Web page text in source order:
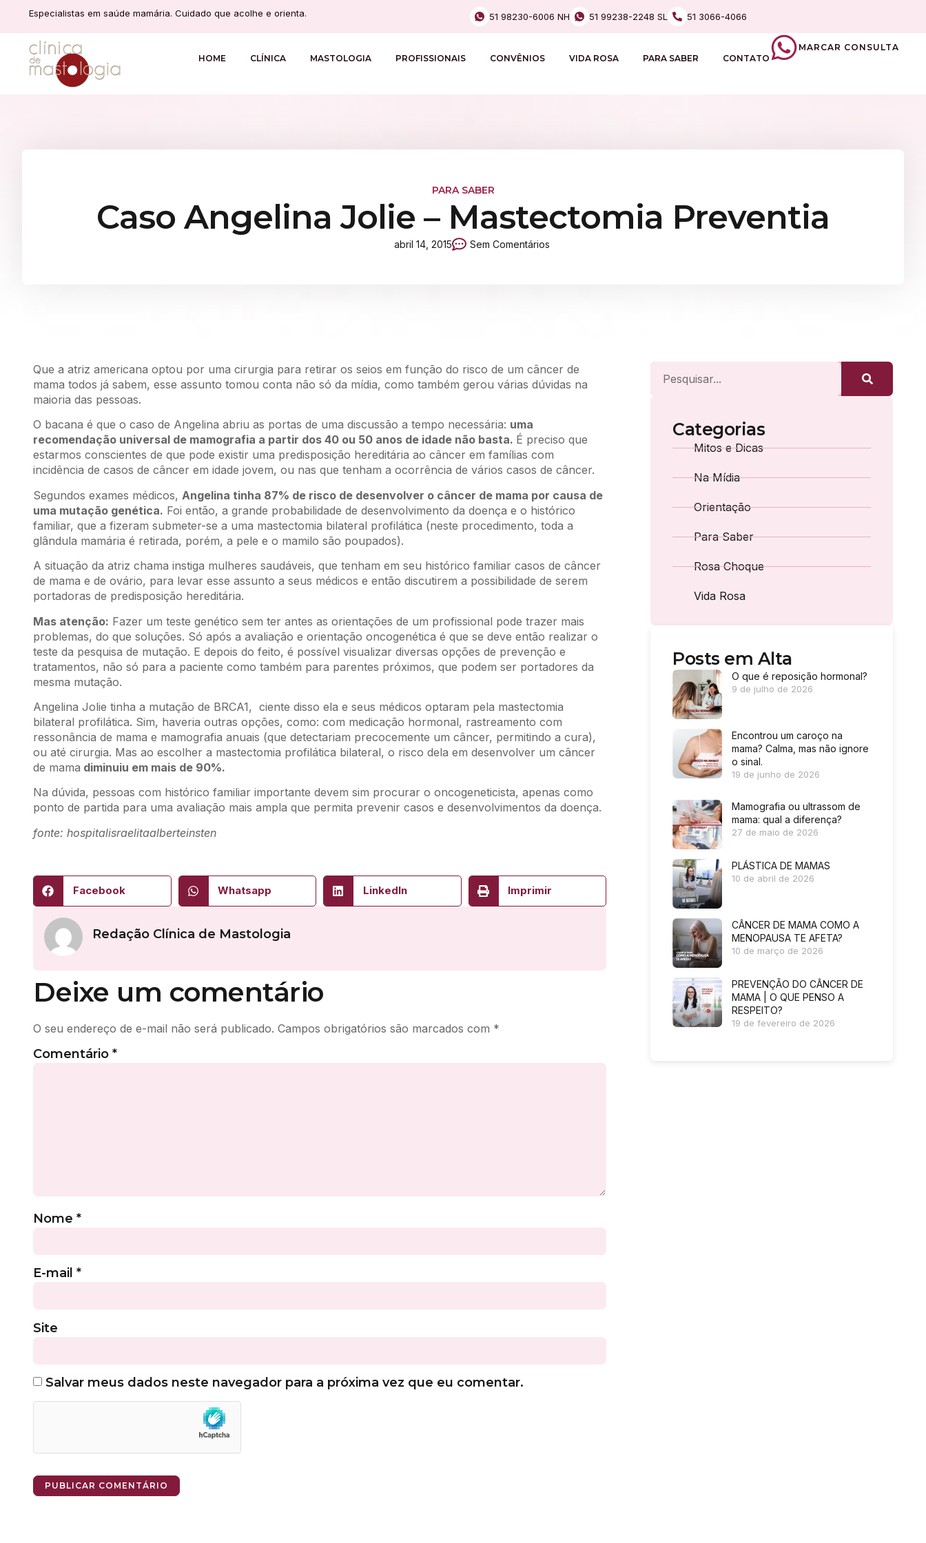
Especialistas em saúde mamária. Cuidado que acolhe e orienta. 51 98230-6006 NH 51 99238-2248 SL 51 3066-4066
HOME CLÍNICA MASTOLOGIA PROFISSIONAIS CONVÊNIOS VIDA ROSA PARA SABER CONTATO
MARCAR CONSULTA
PARA SABER
Caso Angelina Jolie – Mastectomia Preventia
abril 14, 2015 Sem Comentários
Que a atriz americana optou por uma cirurgia para retirar os seios em função do risco de um câncer de
mama todos já sabem, esse assunto tomou conta não só da mídia, como também gerou várias dúvidas na
maioria das pessoas.
O bacana é que o caso de Angelina abriu as portas de uma discussão a tempo necessária: uma
recomendação universal de mamografia a partir dos 40 ou 50 anos de idade não basta. É preciso que
estarmos conscientes de que pode existir uma predisposição hereditária ao câncer em famílias com
incidência de casos de câncer em idade jovem, ou nas que tenham a ocorrência de vários casos de câncer.
Segundos exames médicos, Angelina tinha 87% de risco de desenvolver o câncer de mama por causa de
uma mutação genética. Foi então, a grande probabilidade de desenvolvimento da doença e o histórico
familiar, que a fizeram submeter-se a uma mastectomia bilateral profilática (neste procedimento, toda a
glândula mamária é retirada, porém, a pele e o mamilo são poupados).
A situação da atriz chama instiga mulheres saudáveis, que tenham em seu histórico familiar casos de câncer
de mama e de ovário, para levar esse assunto a seus médicos e então discutirem a possibilidade de serem
portadoras de predisposição hereditária.
Mas atenção: Fazer um teste genético sem ter antes as orientações de um profissional pode trazer mais
problemas, do que soluções. Só após a avaliação e orientação oncogenética é que se deve então realizar o
teste da pesquisa de mutação. E depois do feito, é possível visualizar diversas opções de prevenção e
tratamentos, não só para a paciente como também para parentes próximos, que podem ser portadores da
mesma mutação.
Angelina Jolie tinha a mutação de BRCA1, ciente disso ela e seus médicos optaram pela mastectomia
bilateral profilática. Sim, haveria outras opções, como: com medicação hormonal, rastreamento com
ressonância de mama e mamografia anuais (que detectariam precocemente um câncer, permitindo a cura),
ou até cirurgia. Mas ao escolher a mastectomia profilática bilateral, o risco dela em desenvolver um câncer
de mama diminuiu em mais de 90%.
Na dúvida, pessoas com histórico familiar importante devem sim procurar o oncogeneticista, apenas como
ponto de partida para uma avaliação mais ampla que permita prevenir casos e desenvolvimentos da doença.
fonte: hospitalisraelitaalberteinsten
Facebook Whatsapp LinkedIn Imprimir
Redação Clínica de Mastologia
Deixe um comentário
O seu endereço de e-mail não será publicado. Campos obrigatórios são marcados com *
Comentário *
Nome *
E-mail *
Site
Salvar meus dados neste navegador para a próxima vez que eu comentar.
Categorias
Mitos e Dicas
Na Mídia
Orientação
Para Saber
Rosa Choque
Vida Rosa
Posts em Alta
O que é reposição hormonal?
9 de julho de 2026
Encontrou um caroço na
mama? Calma, mas não ignore
o sinal.
19 de junho de 2026
Mamografia ou ultrassom de
mama: qual a diferença?
27 de maio de 2026
PLÁSTICA DE MAMAS
10 de abril de 2026
CÂNCER DE MAMA COMO A
MENOPAUSA TE AFETA?
10 de março de 2026
PREVENÇÃO DO CÂNCER DE
MAMA | O QUE PENSO A
RESPEITO?
19 de fevereiro de 2026